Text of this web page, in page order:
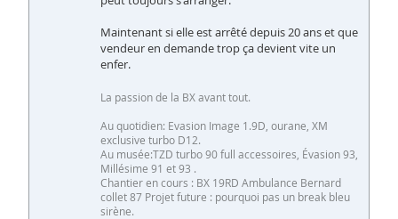
Maintenant si elle est arrêté depuis 20 ans et que
vendeur en demande trop ça devient vite un
enfer.
La passion de la BX avant tout.
Au quotidien: Evasion Image 1.9D, ourane, XM
exclusive turbo D12.
Au musée:TZD turbo 90 full accessoires, Évasion 93,
Millésime 91 et 93 .
Chantier en cours : BX 19RD Ambulance Bernard
collet 87 Projet future : pourquoi pas un break bleu
sirène.